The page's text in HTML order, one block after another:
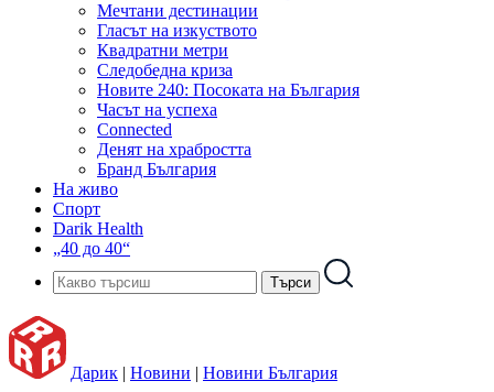
Мечтани дестинации
Гласът на изкуството
Квадратни метри
Следобедна криза
Новите 240: Посоката на България
Часът на успеха
Connected
Денят на храбростта
Бранд България
На живо
Спорт
Darik Health
„40 до 40“
Дарик | Новини | Новини България